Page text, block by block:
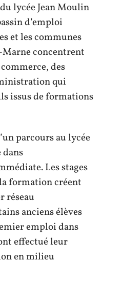
lycée Jean Moulin
d’emploi
et les communes
concentrent
des
qui
issus de formations
parcours au lycée
dans
Les stages
formation créent
réseau
anciens élèves
emploi dans
effectué leur
en milieu